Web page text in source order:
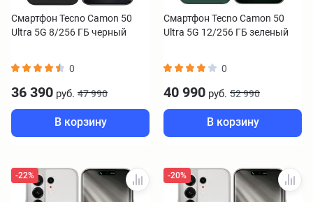
Смартфон Tecno Camon 50
Ultra 5G 8/256 ГБ черный
0
36 390 руб. 47 990
В корзину
Смартфон Tecno Camon 50
Ultra 5G 12/256 ГБ зеленый
0
40 990 руб. 52 990
В корзину
-22% -20%